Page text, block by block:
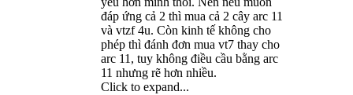
đáp ứng cả 2 thì mua cả 2 cây arc 11
và vtzf 4u. Còn kinh tế không cho
phép thì đánh đơn mua vt7 thay cho
arc 11, tuy không điều cầu bằng arc
11 nhưng rẽ hơn nhiều.
Click to expand...